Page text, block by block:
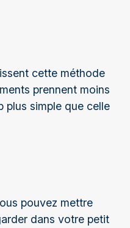
cette méthode
prennent moins
plus simple que celle
pouvez mettre
dans votre petit